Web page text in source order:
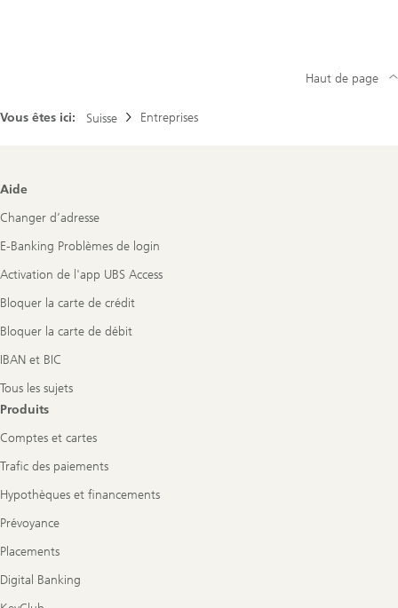
Vous êtes ici: Suisse Entreprises
Haut de page
Footer
Aide
Changer d’adresse
E-Banking Problèmes de login
Activation de l'app UBS Access
Bloquer la carte de crédit
Bloquer la carte de débit
IBAN et BIC
Tous les sujets
Produits
Comptes et cartes
Trafic des paiements
Hypothèques et financements
Prévoyance
Placements
Digital Banking